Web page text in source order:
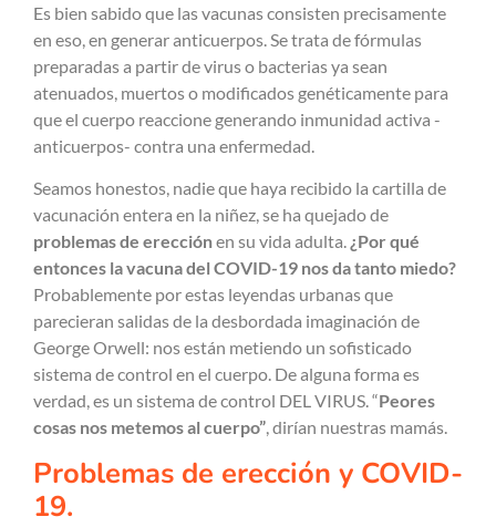
Es bien sabido que las vacunas consisten precisamente
en eso, en generar anticuerpos. Se trata de fórmulas
preparadas a partir de virus o bacterias ya sean
atenuados, muertos o modificados genéticamente para
que el cuerpo reaccione generando inmunidad activa -
anticuerpos- contra una enfermedad.
Seamos honestos, nadie que haya recibido la cartilla de
vacunación entera en la niñez, se ha quejado de
problemas de erecciónen su vida adulta. ¿Por qué
entonces la vacuna del COVID-19 nos da tanto miedo?
Probablemente por estas leyendas urbanas que
parecieran salidas de la desbordada imaginación de
George Orwell: nos están metiendo un sofisticado
sistema de control en el cuerpo. De alguna forma es
verdad, es un sistema de control DEL VIRUS. “Peores
cosas nos metemos al cuerpo”, dirían nuestras mamás.
Problemas de erección y COVID-
19.